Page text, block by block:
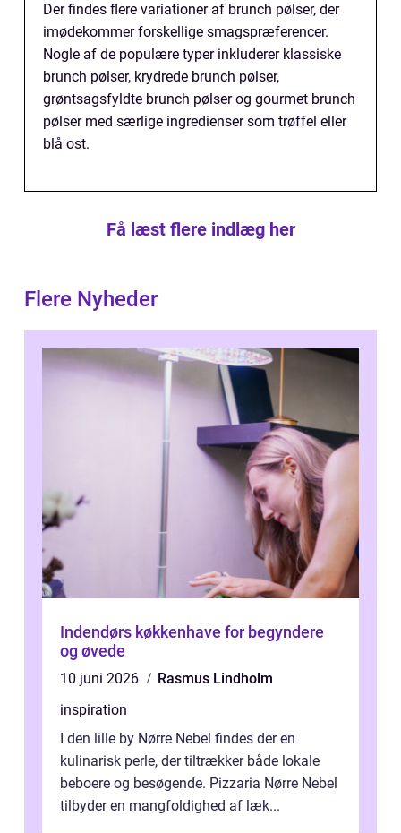
Der findes flere variationer af brunch pølser, der
imødekommer forskellige smagspræferencer.
Nogle af de populære typer inkluderer klassiske
brunch pølser, krydrede brunch pølser,
grøntsagsfyldte brunch pølser og gourmet brunch
pølser med særlige ingredienser som trøffel eller
blå ost.
Få læst flere indlæg her
Flere Nyheder
Indendørs køkkenhave for begyndere
og øvede
10 juni 2026
Rasmus Lindholm
inspiration
I den lille by Nørre Nebel findes der en
kulinarisk perle, der tiltrækker både lokale
beboere og besøgende. Pizzaria Nørre Nebel
tilbyder en mangfoldighed af læk...